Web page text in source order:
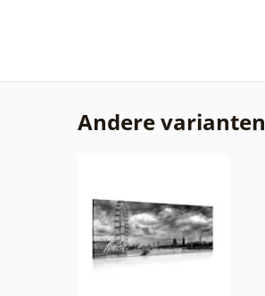
Andere varianten